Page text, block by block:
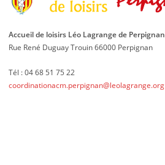
Accueil de loisirs Léo Lagrange de Perpignan
Rue René Duguay Trouin 66000 Perpignan
Tél : 04 68 51 75 22
coordinationacm.perpignan@leolagrange.org